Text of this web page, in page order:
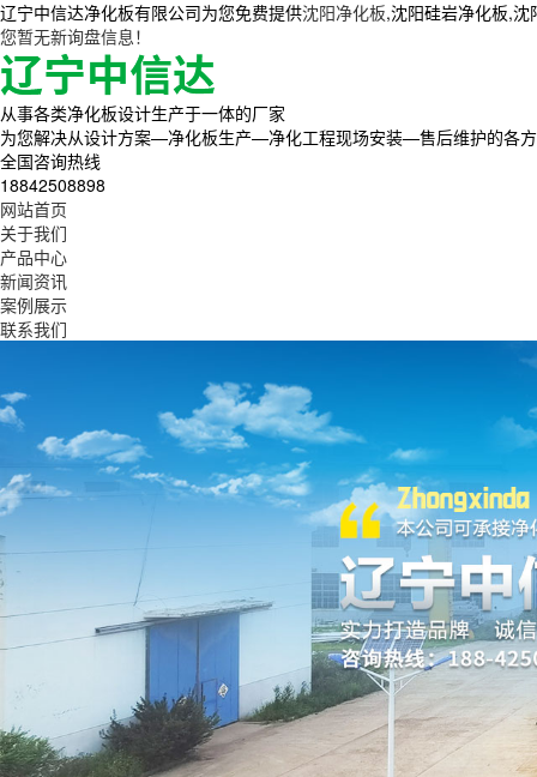
辽宁中信达净化板有限公司为您免费提供沈阳净化板,沈阳硅岩净化板,
您暂无新询盘信息！
从事各类净化板设计生产于一体的厂家
为您解决从设计方案—净化板生产—净化工程现场安装—售后维护的各
全国咨询热线
18842508898
网站首页
关于我们
产品中心
新闻资讯
案例展示
联系我们